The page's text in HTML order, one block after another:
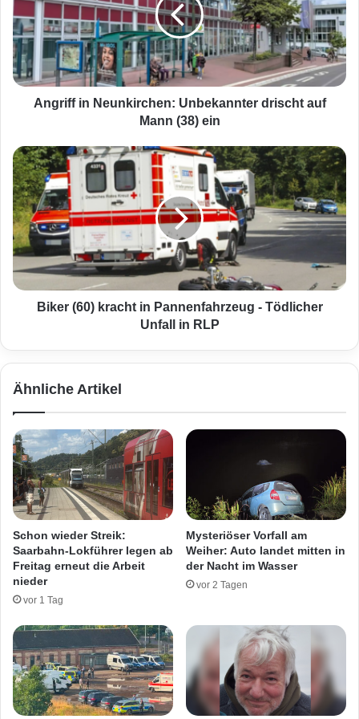
i
f
f
i
n
n
k
i
r
c
h
e
n
:
a
t
e
r
d
r
s
c
u
f
M
a
n
n
Angriff in Neunkirchen: Unbekannter drischt auf
Mann (38) ein
B
i
k
e
r
(
6
0
)
t
P
a
n
n
e
f
r
e
u
g
-
T
ö
Biker (60) kracht in Pannenfahrzeug - Tödlicher
Unfall in RLP
Ähnliche Artikel
Schon wieder Streik:
Saarbahn-Lokführer legen ab
Freitag erneut die Arbeit
nieder
vor 1 Tag
Mysteriöser Vorfall am
Weiher: Auto landet mitten in
der Nacht im Wasser
vor 2 Tagen